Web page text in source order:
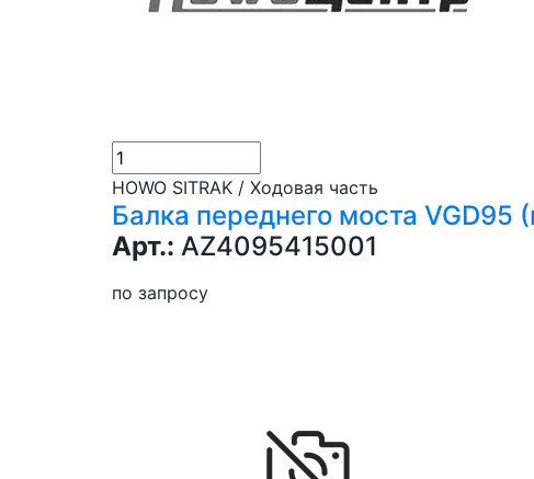
HOWO SITRAK / Ходовая часть
Балка переднего моста
Арт.: AZ4095415001
по запросу